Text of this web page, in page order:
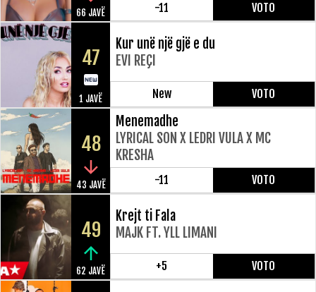
66 JAVË -11 VOTO
47
1 JAVË
Kur unë një gjë e du
EVI REÇI
New VOTO
48
43 JAVË
Menemadhe
LYRICAL SON X LEDRI VULA X MC
KRESHA
-11 VOTO
49
62 JAVË
Krejt ti Fala
MAJK FT. YLL LIMANI
+5 VOTO